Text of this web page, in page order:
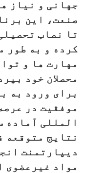
جهانی و نیاز
صنعت، این
تا نصاب
کرده و به طور
مهارت ها و
محصلان خود
برای ورود به
موفقیت در
المللی آماده
نتایج متوقعه
دیپارتمنت